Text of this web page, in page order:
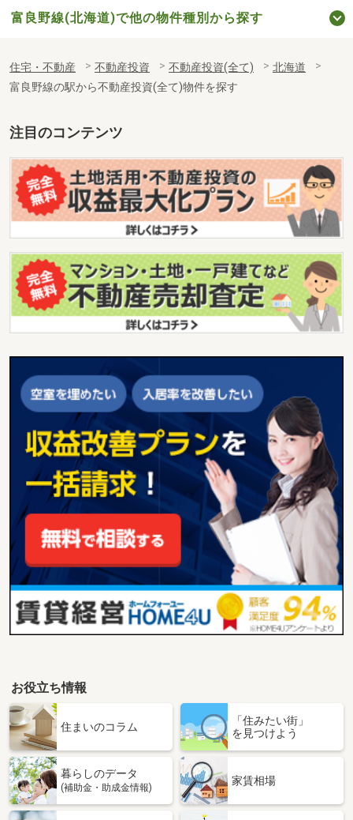
富良野線(北海道)で他の物件種別から探す
住宅・不動産 不動産投資 不動産投資(全て)
北海道
富良野線の駅から不動産投資(全て)物件を探す
注目のコンテンツ
お役立ち情報
住まいのコラム
「住みたい街」
を見つけよう
暮らしのデータ
(補助金・助成金情報)
家賃相場